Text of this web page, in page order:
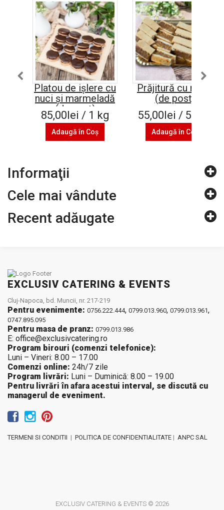
Platou de ișlere cu
nuci și marmeladă
(de post)
85,00lei / 1 kg
Adaugă în Coş
Prăjitură cu mere
(de post)
55,00lei / 500 g
Adaugă în Coş
Informaţii
Cele mai vândute
Recent adăugate
EXCLUSIV CATERING & EVENTS
Cluj-Napoca, bd. Muncii, nr. 217-219
Pentru evenimente: 0756.222.444, 0799.013.960, 0799.013.961,
0747.895.095
Pentru masa de pranz: 0799.013.986
E: office@exclusivcatering.ro
Program birouri (comenzi telefonice):
Luni – Vineri: 8.00 – 17.00
Comenzi online: 24h/7 zile
Program livrări: Luni – Duminică: 8.00 – 19.00
Pentru livrări în afara acestui interval, se discută cu
managerul de eveniment.
TERMENI SI CONDITII | POLITICA DE CONFIDENTIALITATE | ANPC SAL
EXCLUSIV CATERING & EVENTS © 2026